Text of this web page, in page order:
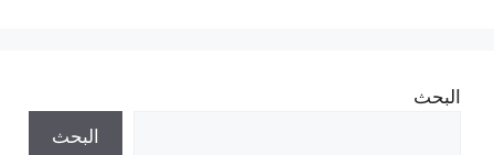
البحث
البحث